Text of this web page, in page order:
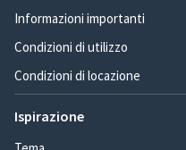
Informazioni importanti
Condizioni di utilizzo
Condizioni di locazione
Ispirazione